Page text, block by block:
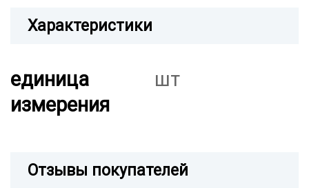
Характеристики
единица
измерения
шт
Отзывы покупателей